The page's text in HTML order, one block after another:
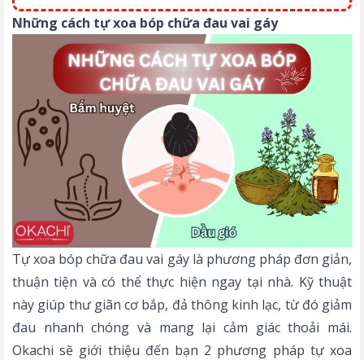
Những cách tự xoa bóp chữa đau vai gáy
Tự xoa bóp chữa đau vai gáy là phương pháp đơn giản,
thuận tiện và có thể thực hiện ngay tại nhà. Kỹ thuật
này giúp thư giãn cơ bắp, đả thông kinh lạc, từ đó giảm
đau nhanh chóng và mang lại cảm giác thoải mái.
Okachi sẽ giới thiệu đến bạn 2 phương pháp tự xoa